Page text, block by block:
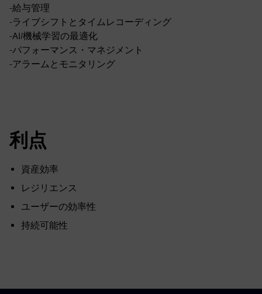
-給与管理
-ライブシフトとタイムレコーディング
-AI/機械学習の最適化
-パフォーマンス・マネジメント
-アラームとモニタリング
利点
資産効率
レジリエンス
ユーザーの効率性
持続可能性